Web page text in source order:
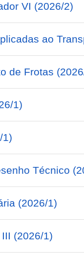
VI (2026/2)
ao
de Frotas
1)
1)
Técnico
(2026/1)
(2026/1)